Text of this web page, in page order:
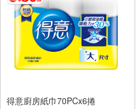
得意廚房紙巾70PCx6捲